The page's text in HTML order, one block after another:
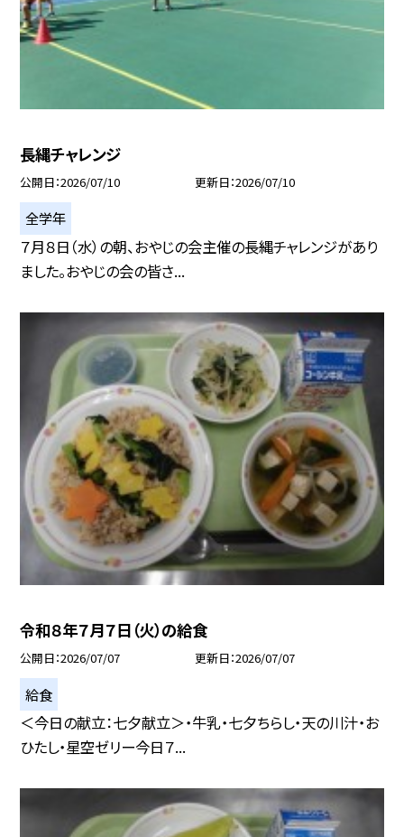
長縄チャレンジ
公開日 2026/07/10 更新日 2026/07/10
全学年
７月８日（水）の朝、おやじの会主催の長縄チャレンジがあり
ました。おやじの会の皆さ...
令和８年７月７日（火）の給食
公開日 2026/07/07 更新日 2026/07/07
給食
＜今日の献立：七夕献立＞・牛乳・七夕ちらし・天の川汁・お
ひたし・星空ゼリー今日７...